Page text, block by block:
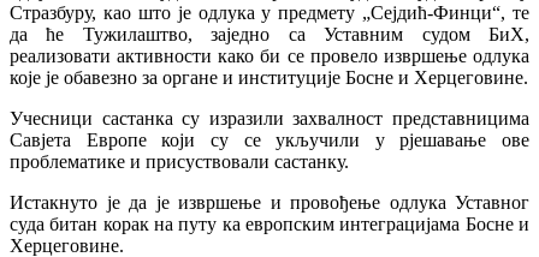
Стразбуру, као што је одлука у предмету „Сејдић-Финци“, те
да ће Тужилаштво, заједно са Уставним судом БиХ,
реализовати активности како би се провело извршење одлука
које је обавезно за органе и институције Босне и Херцеговине.
Учесници састанка су изразили захвалност представницима
Савјета Европе који су се укључили у рјешавање ове
проблематике и присуствовали састанку.
Истакнуто је да је извршење и провођење одлука Уставног
суда битан корак на путу ка европским интеграцијама Босне и
Херцеговине.